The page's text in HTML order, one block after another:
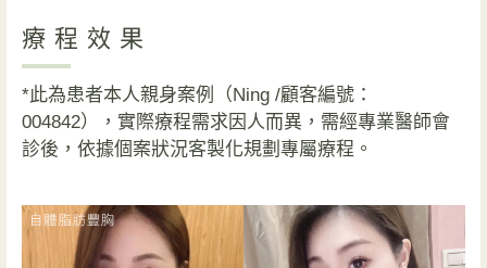
療程效果
*此為患者本人親身案例（Ning /顧客編號：
004842），實際療程需求因人而異，需經專業醫師會
診後，依據個案狀況客製化規劃專屬療程。